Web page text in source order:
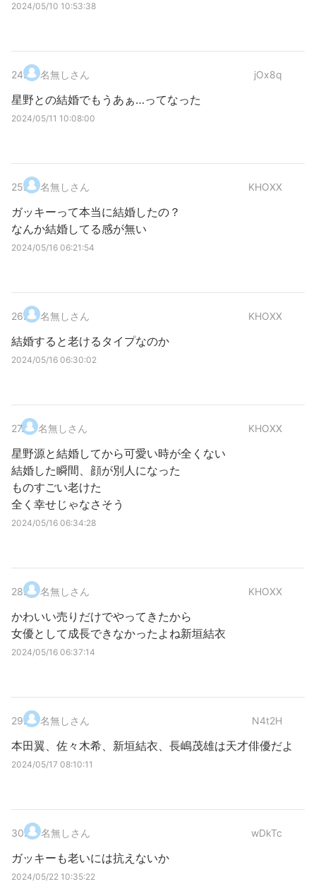
2024/05/10 10:53:38
24. 名無しさん jOx8q
星野との結婚でもうあぁ…ってなった
2024/05/11 10:08:00
25. 名無しさん KHOXX
ガッキーって本当に結婚したの？
なんか結婚してる感が無い
2024/05/16 06:21:54
26. 名無しさん KHOXX
結婚すると老けるタイプなのか
2024/05/16 06:30:02
27. 名無しさん KHOXX
星野源と結婚してから可愛い時が全くない
結婚した瞬間、顔が別人になった
ものすごい老けた
全く幸せじゃなさそう
2024/05/16 06:34:28
28. 名無しさん KHOXX
かわいい売りだけでやってきたから
女優として成長できなかったよね新垣結衣
2024/05/16 06:37:14
29. 名無しさん N4t2H
本田翼、佐々木希、新垣結衣、長嶋茂雄は天才俳優だよ
2024/05/17 08:10:11
30. 名無しさん wDkTc
ガッキーも老いには抗えないか
2024/05/22 10:35:22